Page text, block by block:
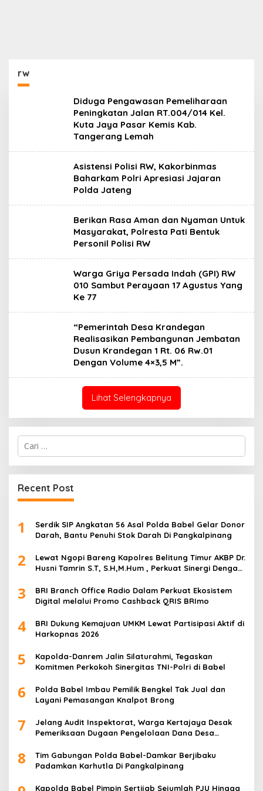
rw
Diduga Pengawasan Pemeliharaan
Peningkatan Jalan RT.004/014 Kel.
Kuta Jaya Pasar Kemis Kab.
Tangerang Lemah
Asistensi Polisi RW, Kakorbinmas
Baharkam Polri Apresiasi Jajaran
Polda Jateng
Berikan Rasa Aman dan Nyaman Untuk
Masyarakat, Polresta Pati Bentuk
Personil Polisi RW
Warga Griya Persada Indah (GPI) RW
010 Sambut Perayaan 17 Agustus Yang
Ke 77
“Pemerintah Desa Krandegan
Realisasikan Pembangunan Jembatan
Dusun Krandegan 1 Rt. 06 Rw.01
Dengan Volume 4×3,5 M”.
Lihat Selengkapnya
Cari
untuk:
Recent Post
1
Serdik SIP Angkatan 56 Asal Polda Babel Gelar Donor
Darah, Bantu Penuhi Stok Darah Di Pangkalpinang
2
Lewat Ngopi Bareng Kapolres Belitung Timur AKBP Dr.
Husni Tamrin S.T, S.H,M.Hum , Perkuat Sinergi Dengan
3
BRI Branch Office Radio Dalam Perkuat Ekosistem
Digital melalui Promo Cashback QRIS BRImo
4
BRI Dukung Kemajuan UMKM Lewat Partisipasi Aktif di
Harkopnas 2026
5
Kapolda-Danrem Jalin Silaturahmi, Tegaskan
Komitmen Perkokoh Sinergitas TNI-Polri di Babel
6
Polda Babel Imbau Pemilik Bengkel Tak Jual dan
Layani Pemasangan Knalpot Brong
7
Jelang Audit Inspektorat, Warga Kertajaya Desak
Pemeriksaan Dugaan Pengelolaan Dana Desa
8
Tim Gabungan Polda Babel-Damkar Berjibaku
Padamkan Karhutla Di Pangkalpinang
Kapolda Babel Pimpin Sertijab Sejumlah PJU Hingga